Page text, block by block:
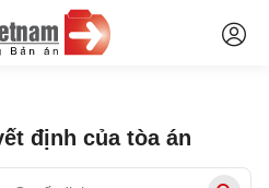
định của tòa án